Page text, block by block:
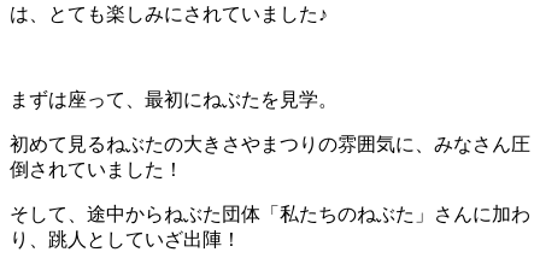
は、とても楽しみにされていました♪
まずは座って、最初にねぶたを見学。
初めて見るねぶたの大きさやまつりの雰囲気に、みなさん圧
倒されていました！
そして、途中からねぶた団体「私たちのねぶた」さんに加わ
り、跳人としていざ出陣！